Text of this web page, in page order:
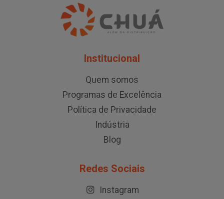
Institucional
Quem somos
Programas de Excelência
Política de Privacidade
Indústria
Blog
Redes Sociais
Instagram